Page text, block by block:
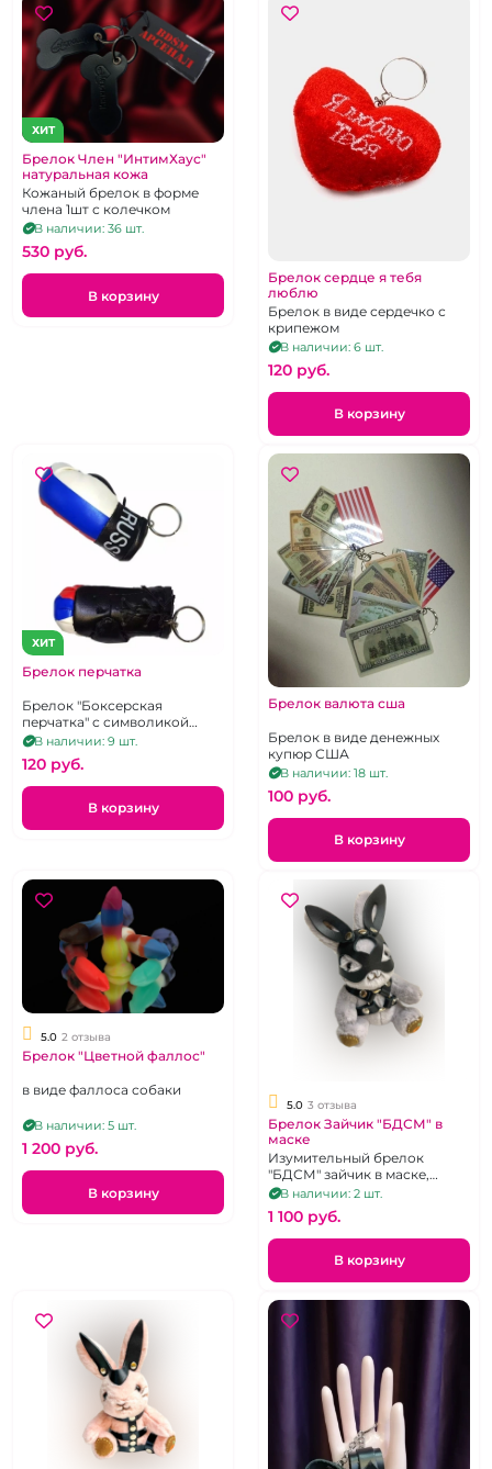
ХИТ
Брелок Член "ИнтимХаус"
натуральная кожа
Кожаный брелок в форме
члена 1шт с колечком
В наличии: 36 шт.
530 pуб.
В корзину
Брелок сердце я тебя
люблю
Брелок в виде сердечко с
крипежом
В наличии: 6 шт.
120 pуб.
В корзину
ХИТ
Брелок перчатка
Брелок "Боксерская
перчатка" с символикой
России
В наличии: 9 шт.
120 pуб.
В корзину
Брелок валюта сша
Брелок в виде денежных
купюр США
В наличии: 18 шт.
100 pуб.
В корзину
5.0 2 отзыва
Брелок "Цветной фаллос"
в виде фаллоса собаки
В наличии: 5 шт.
1 200 pуб.
В корзину
5.0 3 отзыва
Брелок Зайчик "БДСМ" в
маске
Изумительный брелок
"БДСМ" зайчик в маске,
цвета в ассортименте
В наличии: 2 шт.
1 100 pуб.
В корзину